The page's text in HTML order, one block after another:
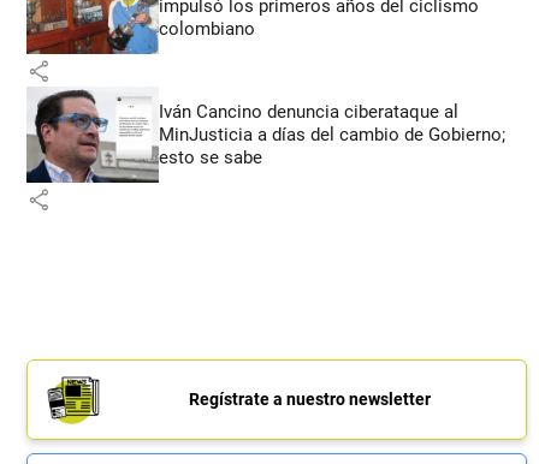
impulsó los primeros años del ciclismo
colombiano
share
Iván Cancino denuncia ciberataque al
MinJusticia a días del cambio de Gobierno;
esto se sabe
share
Regístrate a nuestro newsletter